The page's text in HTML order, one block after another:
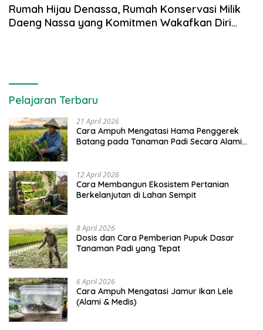
22 Maret 2021
Rumah Hijau Denassa, Rumah Konservasi Milik
Daeng Nassa yang Komitmen Wakafkan Diri
Pelajaran Terbaru
21 April 2026
Cara Ampuh Mengatasi Hama Penggerek
Batang pada Tanaman Padi Secara Alami
12 April 2026
Cara Membangun Ekosistem Pertanian
Berkelanjutan di Lahan Sempit
8 April 2026
Dosis dan Cara Pemberian Pupuk Dasar
Tanaman Padi yang Tepat
6 April 2026
Cara Ampuh Mengatasi Jamur Ikan Lele
(Alami & Medis)